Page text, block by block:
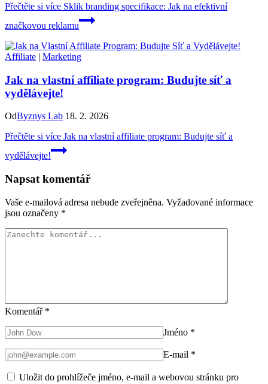
Přečtěte si více Sklik branding specifikace: Jak na efektivní
značkovou reklamu
Affiliate | Marketing
Jak na vlastní affiliate program: Budujte síť a
vydělávejte!
OdByznys Lab 18. 2. 2026
Přečtěte si více Jak na vlastní affiliate program: Budujte síť a
vydělávejte!
Napsat komentář
Vaše e-mailová adresa nebude zveřejněna. Vyžadované informace
jsou označeny *
Komentář *
Jméno *
E-mail *
Uložit do prohlížeče jméno, e-mail a webovou stránku pro